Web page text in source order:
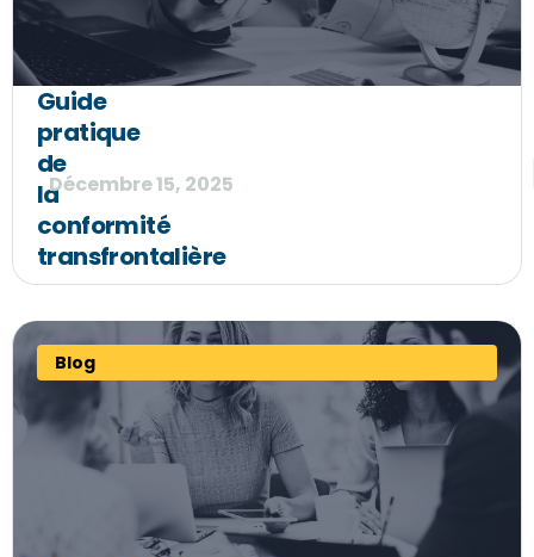
Guide
pratique
de
la
conformité
transfrontalière
Décembre 15, 2025
Blog